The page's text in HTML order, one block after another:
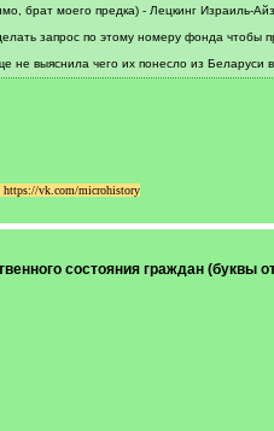
брат моего предка) - Лецкинг Израиль-
запрос по этому номеру фонда чтобы
не выяснила чего их понесло из
vk.com/microhistory
состояния граждан (буквы